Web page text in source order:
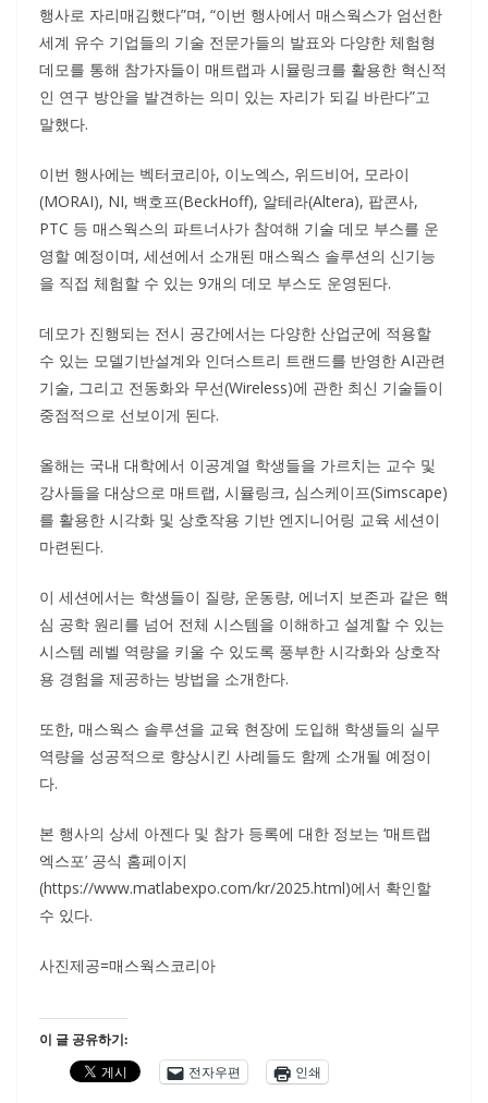
행사로 자리매김했다”며, “이번 행사에서 매스웍스가 엄선한
세계 유수 기업들의 기술 전문가들의 발표와 다양한 체험형
데모를 통해 참가자들이 매트랩과 시뮬링크를 활용한 혁신적
인 연구 방안을 발견하는 의미 있는 자리가 되길 바란다”고
말했다.
이번 행사에는 벡터코리아, 이노엑스, 위드비어, 모라이
(MORAI), NI, 백호프(BeckHoff), 알테라(Altera), 팝콘사,
PTC 등 매스웍스의 파트너사가 참여해 기술 데모 부스를 운
영할 예정이며, 세션에서 소개된 매스웍스 솔루션의 신기능
을 직접 체험할 수 있는 9개의 데모 부스도 운영된다.
데모가 진행되는 전시 공간에서는 다양한 산업군에 적용할
수 있는 모델기반설계와 인더스트리 트랜드를 반영한 AI관련
기술, 그리고 전동화와 무선(Wireless)에 관한 최신 기술들이
중점적으로 선보이게 된다.
올해는 국내 대학에서 이공계열 학생들을 가르치는 교수 및
강사들을 대상으로 매트랩, 시뮬링크, 심스케이프(Simscape)
를 활용한 시각화 및 상호작용 기반 엔지니어링 교육 세션이
마련된다.
이 세션에서는 학생들이 질량, 운동량, 에너지 보존과 같은 핵
심 공학 원리를 넘어 전체 시스템을 이해하고 설계할 수 있는
시스템 레벨 역량을 키울 수 있도록 풍부한 시각화와 상호작
용 경험을 제공하는 방법을 소개한다.
또한, 매스웍스 솔루션을 교육 현장에 도입해 학생들의 실무
역량을 성공적으로 향상시킨 사례들도 함께 소개될 예정이
다.
본 행사의 상세 아젠다 및 참가 등록에 대한 정보는 ‘매트랩
엑스포’ 공식 홈페이지
(https://www.matlabexpo.com/kr/2025.html)에서 확인할
수 있다.
사진제공=매스웍스코리아
이 글 공유하기:
전자우편
인쇄